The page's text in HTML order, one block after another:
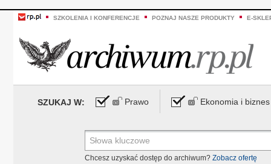
SZKOLENIA I KONFERENCJE POZNAJ NASZE PRODUKTY E-
SZUKAJ W: Prawo Ekonomia i biznes
Chcesz uzyskać dostęp do archiwum? Zobacz ofertę